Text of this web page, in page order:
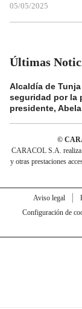
05/05/2025
Últimas
Alcaldía de
seguridad por la
presidente,
©
CARACOL S.A. realiza
y otras prestaciones
Aviso legal
Configuración de